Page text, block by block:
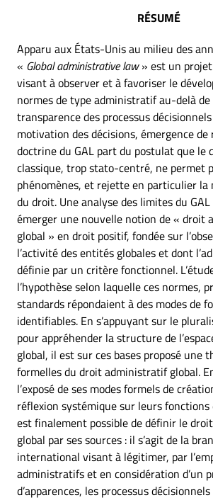
RÉSUMÉ
Apparu aux États-Unis au milieu des
« Global administrative law» est un
visant à observer et à favoriser le
normes de type administratif au-delà de
transparence des processus
motivation des décisions, émergence de
doctrine du GAL part du postulat que
classique, trop stato-centré, ne permet
phénomènes, et rejette en particulier la
du droit. Une analyse des limites du
émerger une nouvelle notion de « droit
global » en droit positif, fondée sur
l’activité des entités globales et dont
définie par un critère fonctionnel.
l’hypothèse selon laquelle ces normes,
standards répondaient à des modes de
identifiables. En s’appuyant sur le
pour appréhender la structure de
global, il est sur ces bases proposé une
formelles du droit administratif global.
l’exposé de ses modes formels de
réflexion systémique sur leurs
est finalement possible de définir le
global par ses sources : il s’agit de la
international visant à légitimer, par
administratifs et en considération d’un
d’apparences, les processus